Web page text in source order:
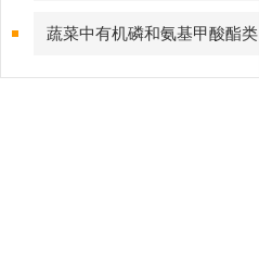
蔬菜中有机磷和氨基甲酸酯类
农药残毒快速检测